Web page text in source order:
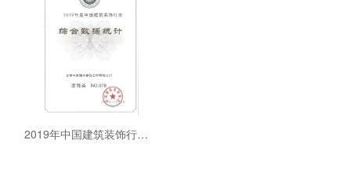
2019年中国建筑装饰行业综合数据统计